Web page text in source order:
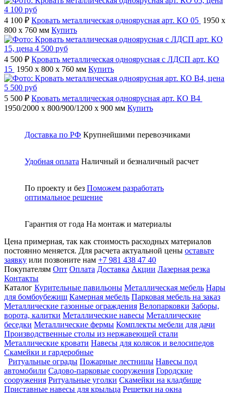
4 100 ₽ Кровать металлическая одноярусная арт. КО 05 1950 x
800 x 760 мм Купить
4 500 ₽ Кровать металлическая одноярусная с ЛДСП арт. КО
15 1950 x 800 x 760 мм Купить
5 500 ₽ Кровать металлическая одноярусная арт. КО В4
1950/2000 x 800/900/1200 x 900 мм Купить
Доставка по РФ Крупнейшими перевозчиками
Удобная оплата Наличный и безналичный расчет
По проекту и без Поможем разработать
оптимальное решение
Гарантия от года На монтаж и материалы
Цена примерная, так как стоимость расходных материалов
постоянно меняется. Для расчета актуальной цены оставьте
заявку или позвоните нам +7 981 438 47 40
Покупателям Опт Оплата Доставка Акции Лазерная резка
Контакты
Каталог Курительные павильоны Металлическая мебель Нары
для бомбоубежищ Камерная мебель Парковая мебель на заказ
Металлические газонные ограждения Велопарковки Заборы,
ворота, калитки Металлические навесы Металлические
беседки Металлические фермы Комплекты мебели для дачи
Производственные столы из нержавеющей стали
Металлические кровати Навесы для колясок и велосипедов
Скамейки и гардеробные
Ритуальные ограды Пожарные лестницы Навесы под
автомобили Садово-парковые сооружения Городские
сооружения Ритуальные уголки Скамейки на кладбище
Приставные навесы для крыльца Решетки на окна